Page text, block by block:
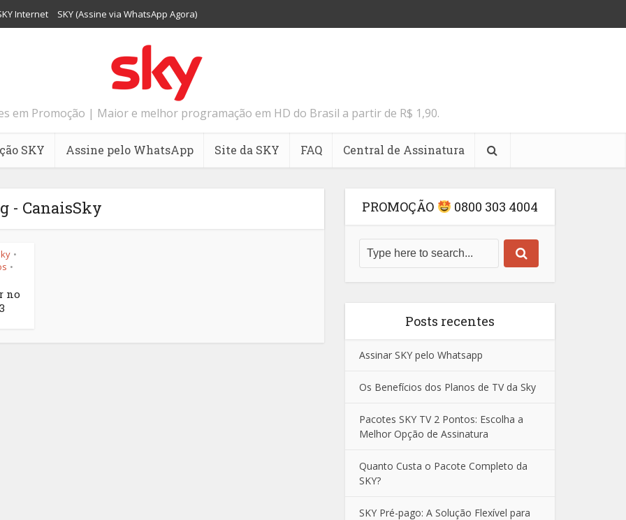
Internet SKY (Assine via WhatsApp Agora)
em Promoção | Maior e melhor programação em HD do Brasil a partir de R$ 1,90.
SKY Assine pelo WhatsApp Site da SKY FAQ Central de Assinatura
- CanaisSky
•
•
no
PROMOÇÃO 0800 303 4004
Posts recentes
Assinar SKY pelo Whatsapp
Os Benefícios dos Planos de TV da Sky
Pacotes SKY TV 2 Pontos: Escolha a
Melhor Opção de Assinatura
Quanto Custa o Pacote Completo da
SKY?
SKY Pré-pago: A Solução Flexível para